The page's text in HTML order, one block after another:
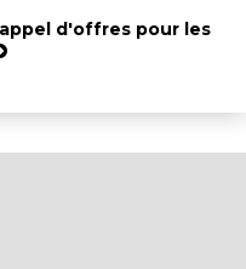
d'offres pour les